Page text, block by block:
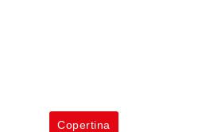
Copertina